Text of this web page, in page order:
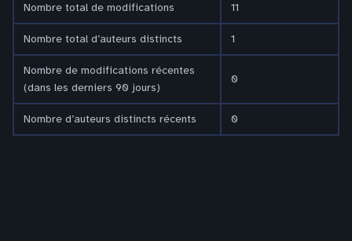
Nombre total de modifications 11
Nombre total d’auteurs distincts 1
Nombre de modifications récentes
(dans les derniers 90 jours)
0
Nombre d’auteurs distincts récents 0